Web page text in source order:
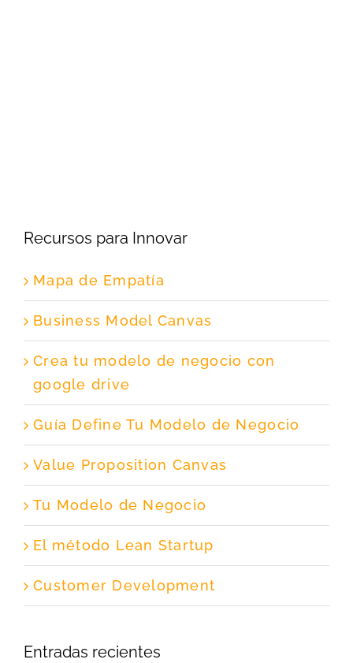
Recursos para Innovar
Mapa de Empatía
Business Model Canvas
Crea tu modelo de negocio con
google drive
Guía Define Tu Modelo de Negocio
Value Proposition Canvas
Tu Modelo de Negocio
El método Lean Startup
Customer Development
Entradas recientes